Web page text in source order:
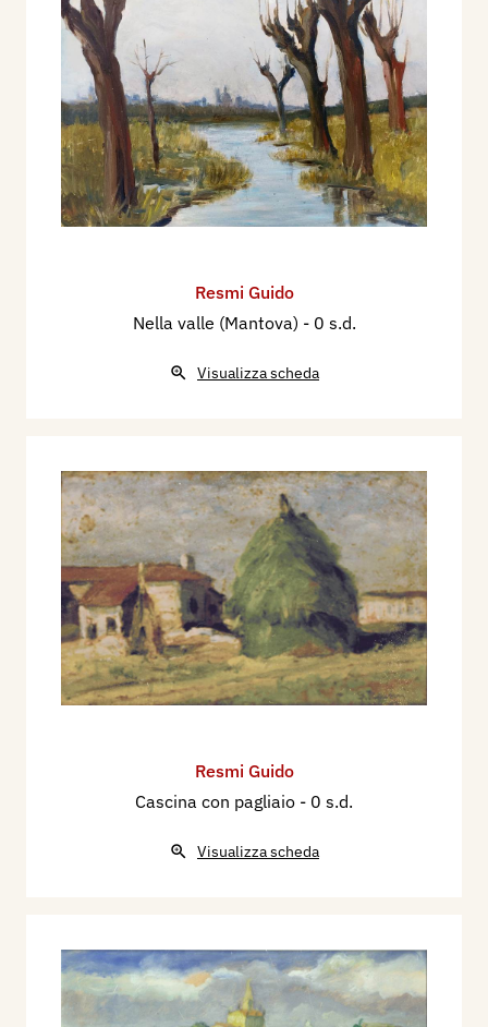
Resmi Guido
Nella valle (Mantova) - 0 s.d.
Visualizza scheda
Resmi Guido
Cascina con pagliaio - 0 s.d.
Visualizza scheda